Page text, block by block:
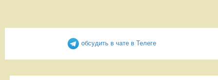
обсудить в чате в Телеге